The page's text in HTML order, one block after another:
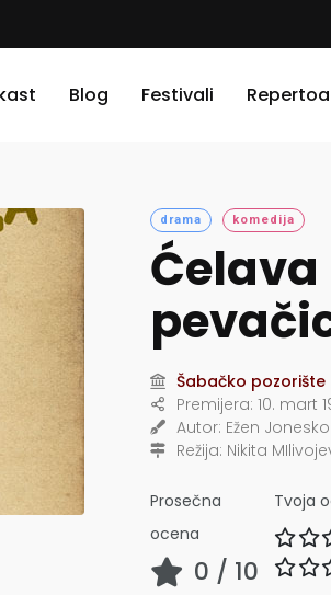
Blog Festivali
drama komedija
Ćelava
Šabačko pozorište
Premijera: 10. mart
Autor: Ežen Jonesko
Režija: Nikita
Prosečna
ocena
0 / 10
Tvoja